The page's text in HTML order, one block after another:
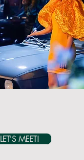
LET'S MEET!